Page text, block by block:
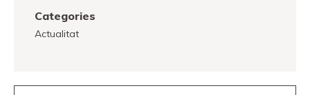
Categories
Actualitat